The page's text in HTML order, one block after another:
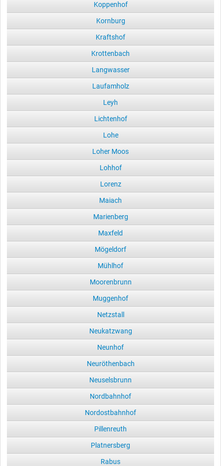
Koppenhof
Kornburg
Kraftshof
Krottenbach
Langwasser
Laufamholz
Leyh
Lichtenhof
Lohe
Loher Moos
Lohhof
Lorenz
Maiach
Marienberg
Maxfeld
Mögeldorf
Mühlhof
Moorenbrunn
Muggenhof
Netzstall
Neukatzwang
Neunhof
Neuröthenbach
Neuselsbrunn
Nordbahnhof
Nordostbahnhof
Pillenreuth
Platnersberg
Rabus